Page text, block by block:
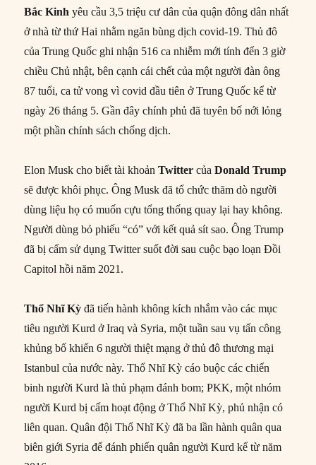
Bắc Kinh yêu cầu 3,5 triệu cư dân của quận đông dân nhất
ở nhà từ thứ Hai nhằm ngăn bùng dịch covid-19. Thủ đô
của Trung Quốc ghi nhận 516 ca nhiễm mới tính đến 3 giờ
chiều Chủ nhật, bên cạnh cái chết của một người đàn ông
87 tuổi, ca tử vong vì covid đầu tiên ở Trung Quốc kể từ
ngày 26 tháng 5. Gần đây chính phủ đã tuyên bố nới lỏng
một phần chính sách chống dịch.
Elon Musk cho biết tài khoảnTwitter củaDonald Trump
sẽ được khôi phục. Ông Musk đã tổ chức thăm dò người
dùng liệu họ có muốn cựu tổng thống quay lại hay không.
Người dùng bỏ phiếu “có” với kết quả sít sao. Ông Trump
đã bị cấm sử dụng Twitter suốt đời sau cuộc bạo loạn Đồi
Capitol hồi năm 2021.
Thổ Nhĩ Kỳ đã tiến hành không kích nhắm vào các mục
tiêu người Kurd ở Iraq và Syria, một tuần sau vụ tấn công
khủng bố khiến 6 người thiệt mạng ở thủ đô thương mại
Istanbul của nước này. Thổ Nhĩ Kỳ cáo buộc các chiến
binh người Kurd là thủ phạm đánh bom; PKK, một nhóm
người Kurd bị cấm hoạt động ở Thổ Nhĩ Kỳ, phủ nhận có
liên quan. Quân đội Thổ Nhĩ Kỳ đã ba lần hành quân qua
biên giới Syria để đánh phiến quân người Kurd kể từ năm